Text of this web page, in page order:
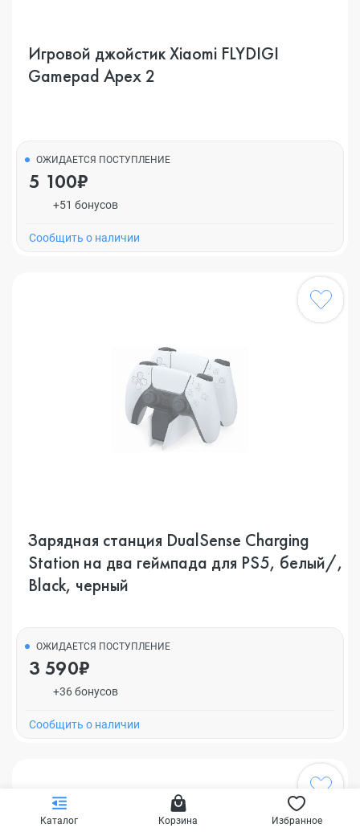
Каталог Корзина Избранное
Игровой джойстик Xiaomi FLYDIGI
Gamepad Apex 2
ОЖИДАЕТСЯ ПОСТУПЛЕНИЕ
5 100₽
+51 бонусов
Cообщить о наличии
Зарядная станция DualSense Charging
Station на два геймпада для PS5, белый/,
Black, черный
ОЖИДАЕТСЯ ПОСТУПЛЕНИЕ
3 590₽
+36 бонусов
Cообщить о наличии